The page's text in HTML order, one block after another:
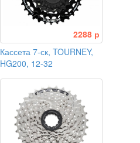
2288 р
Кассета 7-ск, TOURNEY,
HG200, 12-32